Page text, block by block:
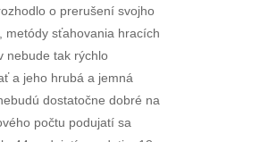
o prerušení svojho
metódy sťahovania hracích
nebude tak rýchlo
a jeho hrubá a jemná
dostatočne dobré na
počtu podujatí sa